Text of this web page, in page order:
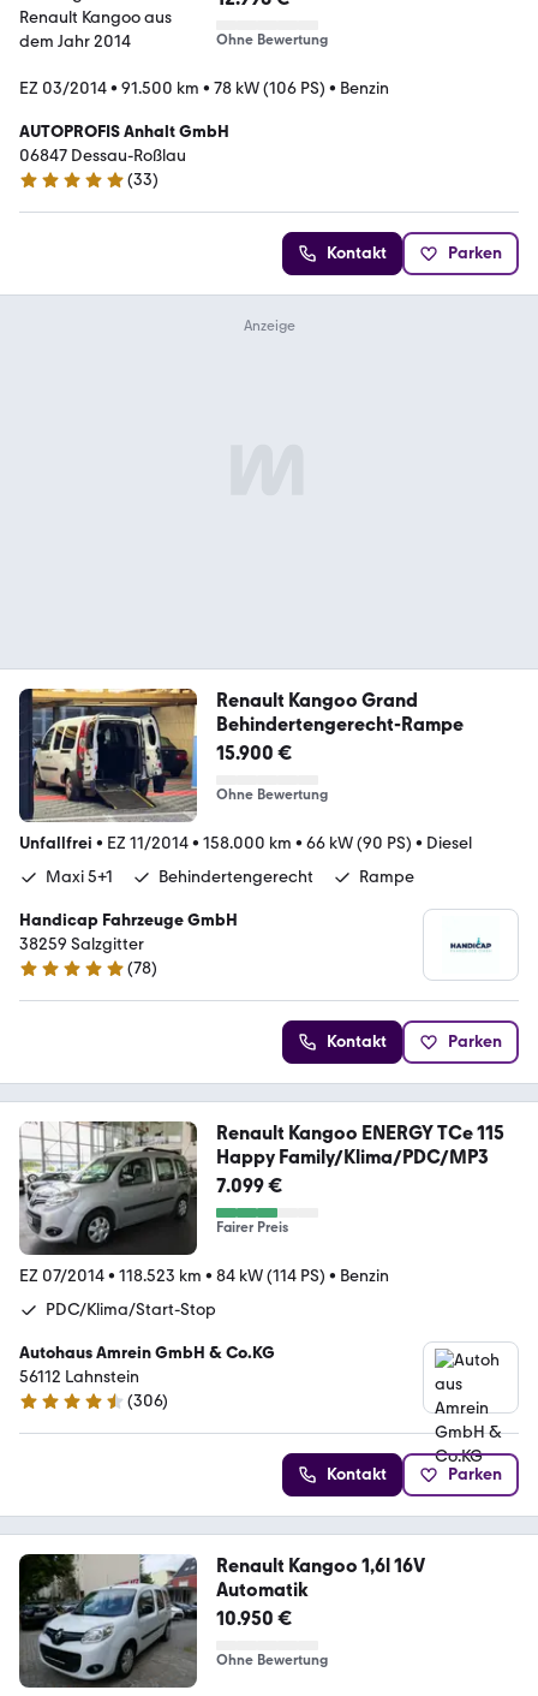
Ohne Bewertung
EZ 03/2014• 91.500 km • 78 kW (106 PS) • Benzin
AUTOPROFIS Anhalt GmbH
06847 Dessau-Roßlau
5 Sterne
(33)
Kontakt Parken
Renault Kangoo Grand
Behindertengerecht-Rampe
15.900 €
Ohne Bewertung
Unfallfrei • EZ 11/2014• 158.000 km • 66 kW (90 PS) • Diesel
Maxi 5+1
Behindertengerecht Rampe
Handicap Fahrzeuge GmbH
38259 Salzgitter
5 Sterne
(78)
Kontakt Parken
Renault Kangoo ENERGY TCe 115
Happy Family/Klima/PDC/MP3
7.099 €
Fairer Preis
EZ 07/2014• 118.523 km • 84 kW (114 PS) • Benzin
PDC/Klima/Start-Stop
Autohaus Amrein GmbH & Co.KG
56112 Lahnstein
4.5 Sterne
(306)
Kontakt Parken
Renault Kangoo 1,6l 16V
Automatik
10.950 €
Ohne Bewertung